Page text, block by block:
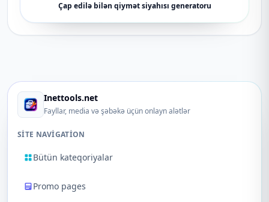
Çap edilə bilən qiymət siyahısı generatoru
Inettools.net
Fayllar, media və şəbəkə üçün onlayn alətlər
SITE NAVIGATION
Bütün kateqoriyalar
Promo pages